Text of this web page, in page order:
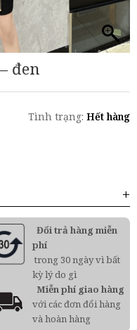
đen
Tình trạng: Hết hàng
Đổi trả hàng miễn
phí
trong 30 ngày vì bất
kỳ lý do gì
Miễn phí giao hàng
với các đơn đổi hàng
và hoàn hàng